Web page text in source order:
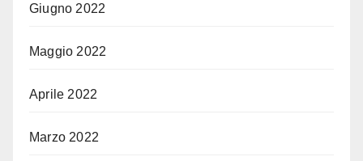
Giugno 2022
Maggio 2022
Aprile 2022
Marzo 2022